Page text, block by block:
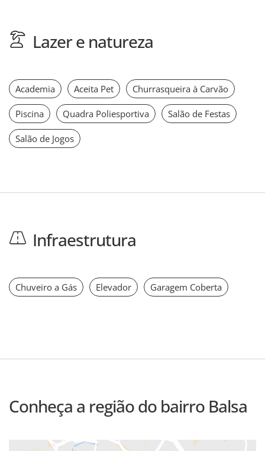
Lazer e natureza
Academia Aceita Pet Churrasqueira à Carvão
Piscina Quadra Poliesportiva Salão de Festas
Salão de Jogos
Infraestrutura
Chuveiro a Gás Elevador Garagem Coberta
Conheça a região do bairro Balsa